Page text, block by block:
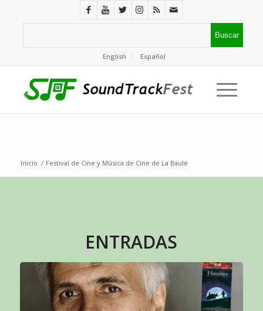
English Español
Inicio / Festival de Cine y Música de Cine de La Baule
ENTRADAS